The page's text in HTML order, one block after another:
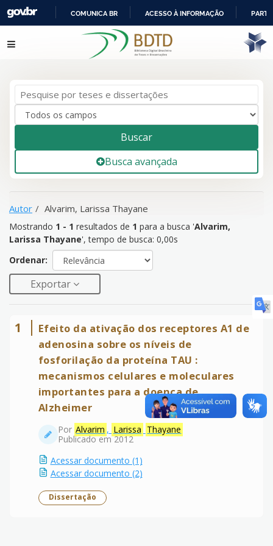
IR
PARA
COMUNICA BR ACESSO À INFORMAÇÃO
resultados de 1para a busca '
Alvarim, Larissa
Thayane
Pular para o conteúdo
Buscar
Busca avançada
Autor Alvarim, Larissa Thayane
Mostrando 1 - 1 resultados de 1 para a busca 'Alvarim,
Larissa Thayane', tempo de busca: 0,00s
Ordenar:
Exportar
1
Efeito da ativação dos receptores A1 de
adenosina sobre os níveis de
fosforilação da proteína TAU :
mecanismos celulares e moleculares
importantes para a doença de
Alzheimer
Por Alvarim , Larissa Thayane
Publicado em 2012
Acessar documento (1)
Acessar documento (2)
Dissertação